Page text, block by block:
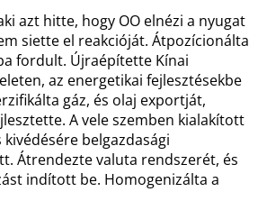
azt hitte, hogy OO elnézi a nyugat
siette el reakcióját. Átpozícionálta
fordult. Újraépítette Kínai
az energetikai fejlesztésekbe
gáz, és olaj exportját,
A vele szemben kialakított
belgazdasági
Átrendezte valuta rendszerét, és
indított be. Homogenizálta a